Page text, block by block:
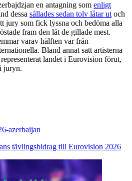
en antagning som enligt
dessa sållades sedan tolv låtar utoch
jury som fick lyssna och bedöma alla
fram den låt de gillade mest.
varav hälften var från
Bland annat satt artisterna
landet i Eurovision förut,
juryn.
tävlingsbidrag till Eurovision 2026